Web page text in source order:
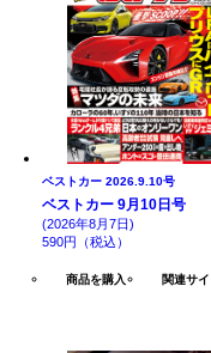
ベストカー 2026.9.10号
ベストカー 9月10日号
(2026年8月7日)
590円（税込）
商品を購入 関連サイ